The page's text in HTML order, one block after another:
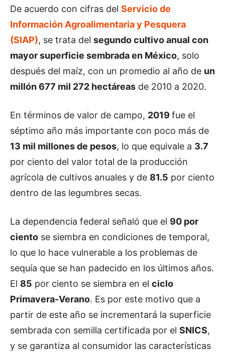
De acuerdo con cifras del Servicio de
Información Agroalimentaria y Pesquera
(SIAP), se trata del segundo cultivo anual con
mayor superficie sembrada en México, solo
después del maíz, con un promedio al año de un
millón 677 mil 272 hectáreas de 2010 a 2020.
En términos de valor de campo, 2019 fue el
séptimo año más importante con poco más de
13 mil millones de pesos, lo que equivale a 3.7
por ciento del valor total de la producción
agrícola de cultivos anuales y de 81.5 por ciento
dentro de las legumbres secas.
La dependencia federal señaló que el 90 por
ciento se siembra en condiciones de temporal,
lo que lo hace vulnerable a los problemas de
sequía que se han padecido en los últimos años.
El 85 por ciento se siembra en el ciclo
Primavera-Verano. Es por este motivo que a
partir de este año se incrementará la superficie
sembrada con semilla certificada por el SNICS,
y se garantiza al consumidor las características